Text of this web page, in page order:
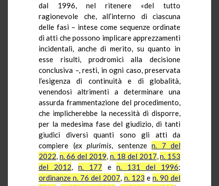
dal 1996, nel ritenere «del tutto
ragionevole che, all’interno di ciascuna
delle fasi – intese come sequenze ordinate
di atti che possono implicare apprezzamenti
incidentali, anche di merito, su quanto in
esse risulti, prodromici alla decisione
conclusiva –, resti, in ogni caso, preservata
l’esigenza di continuità e di globalità,
venendosi altrimenti a determinare una
assurda frammentazione del procedimento,
che implicherebbe la necessità di disporre,
per la medesima fase del giudizio, di tanti
giudici diversi quanti sono gli atti da
compiere (ex plurimis, sentenze n. 7 del
2022, n. 66 del 2019, n. 18 del 2017,n. 153
del 2012, n. 177 en. 131 del 1996;
ordinanze n. 76 del 2007, n. 123 e n. 90 del